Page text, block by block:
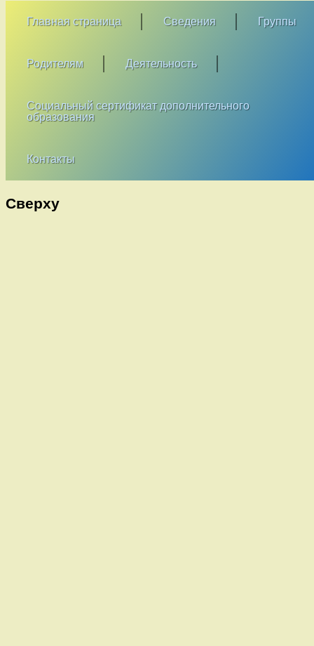
Главная страница Сведения Группы
Родителям Деятельность
Социальный сертификат дополнительного
образования
Контакты
Сверху